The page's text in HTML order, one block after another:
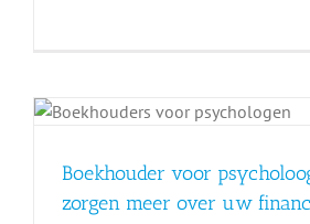
Boekhouder voor
zorgen meer over uw